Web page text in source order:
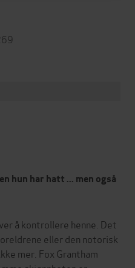
hun har hatt ... men også
å kontrollere henne. Det
eller den notorisk
mer. Fox Grantham